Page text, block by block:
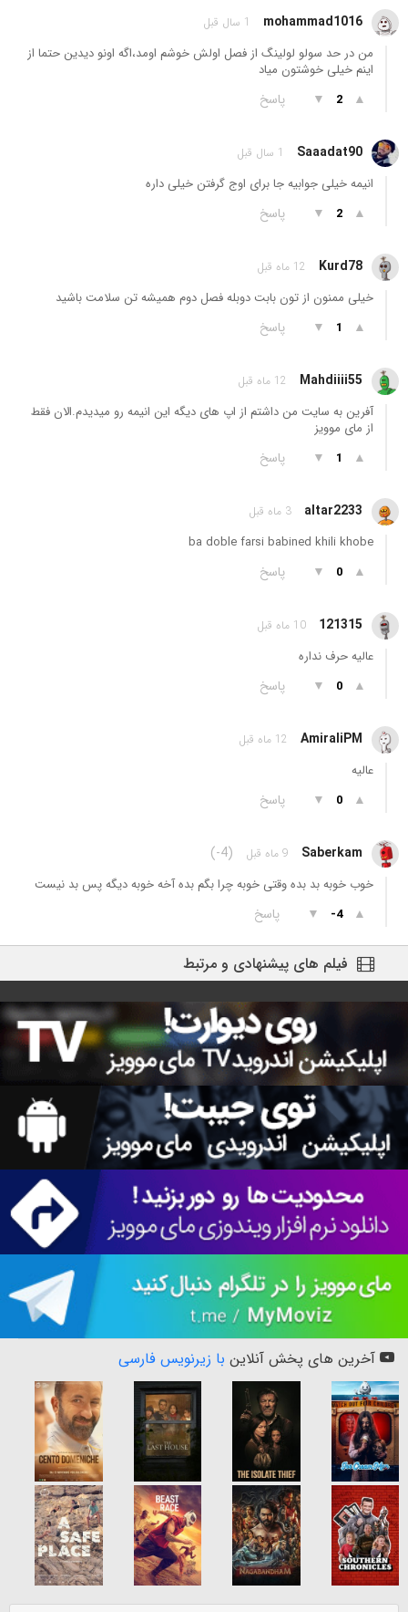
mohammad1016 1 سال قبل
من در حد سولو لولینگ از فصل اولش خوشم اومد،اگه اونو دیدین حتما از
اینم خیلی خوشتون میاد
▲
2
▼ پاسخ
Saaadat90 1 سال قبل
انیمه خیلی جوابیه جا برای اوج گرفتن خیلی داره
▲
2
▼ پاسخ
Kurd78 12 ماه قبل
خیلی ممنون از تون بابت دوبله فصل دوم همیشه تن سلامت باشید
▲
1
▼ پاسخ
Mahdiiii55 12 ماه قبل
آفرین به سایت من داشتم از اپ های دیگه این انیمه رو میدیدم.الان فقط
از مای موویز
▲
1
▼ پاسخ
altar2233 3 ماه قبل
ba doble farsi babined khili khobe
▲
0
▼ پاسخ
121315 10 ماه قبل
عالیه حرف نداره
▲
0
▼ پاسخ
AmiraliPM 12 ماه قبل
عالیه
▲
0
▼ پاسخ
Saberkam 9 ماه قبل (-4)
خوب خوبه بد بده وقتی خوبه چرا بگم بده آخه خوبه دیگه پس بد نیست
▲
-4
▼ پاسخ
فیلم های پیشنهادی و مرتبط
آخرین های پخش آنلاین با زیرنویس فارسی